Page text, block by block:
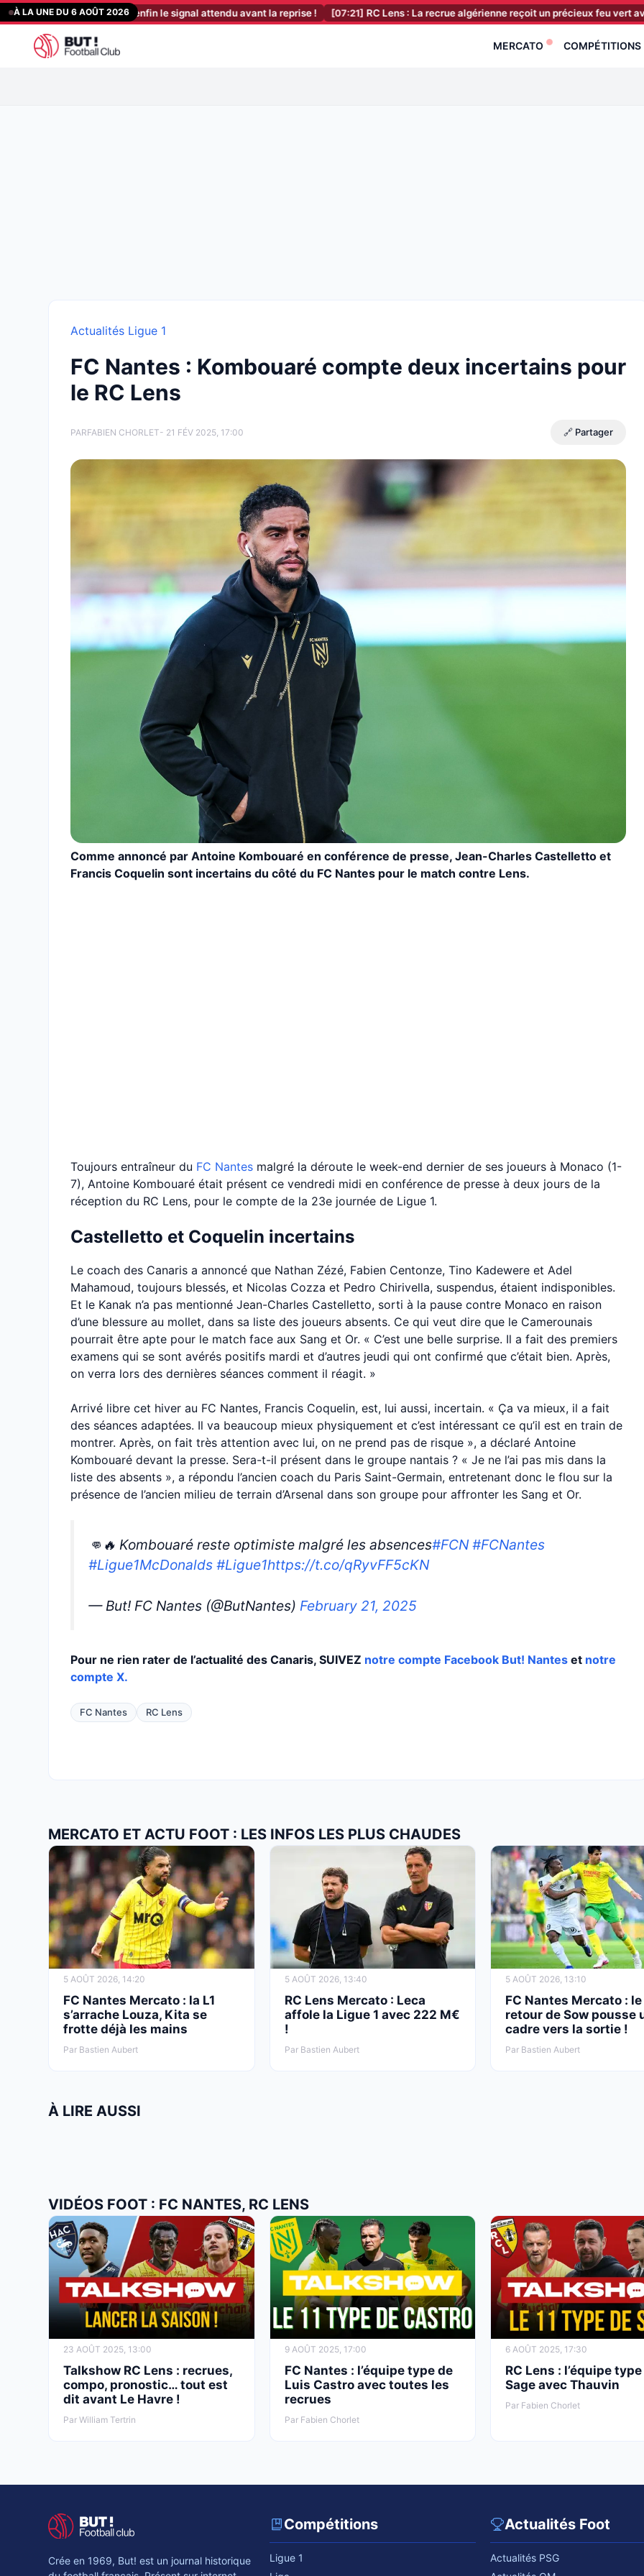
Aller
au
contenu
À LA UNE DU 6 AOÛT 2026
Der Zakarian reçoit enfin le signal attendu avant la reprise ! [07:21] RC Lens : La recrue algérienne reçoit un précieux feu vert avant ses
MERCATO COMPÉTITIONS
Actualités Ligue 1
FC Nantes : Kombouaré compte deux incertains pour
le RC Lens
PARFABIEN CHORLET- 21 FÉV 2025, 17:00 🔗 Partager
Comme annoncé par Antoine Kombouaré en conférence de presse, Jean-Charles Castelletto et
Francis Coquelin sont incertains du côté du FC Nantes pour le match contre Lens.
Toujours entraîneur du FC Nantes malgré la déroute le week-end dernier de ses joueurs à Monaco (1-
7), Antoine Kombouaré était présent ce vendredi midi en conférence de presse à deux jours de la
réception du RC Lens, pour le compte de la 23e journée de Ligue 1.
Castelletto et Coquelin incertains
Le coach des Canaris a annoncé que Nathan Zézé, Fabien Centonze, Tino Kadewere et Adel
Mahamoud, toujours blessés, et Nicolas Cozza et Pedro Chirivella, suspendus, étaient indisponibles.
Et le Kanak n’a pas mentionné Jean-Charles Castelletto, sorti à la pause contre Monaco en raison
d’une blessure au mollet, dans sa liste des joueurs absents. Ce qui veut dire que le Camerounais
pourrait être apte pour le match face aux Sang et Or. « C’est une belle surprise. Il a fait des premiers
examens qui se sont avérés positifs mardi et d’autres jeudi qui ont confirmé que c’était bien. Après,
on verra lors des dernières séances comment il réagit. »
Arrivé libre cet hiver au FC Nantes, Francis Coquelin, est, lui aussi, incertain. « Ça va mieux, il a fait
des séances adaptées. Il va beaucoup mieux physiquement et c’est intéressant ce qu’il est en train de
montrer. Après, on fait très attention avec lui, on ne prend pas de risque », a déclaré Antoine
Kombouaré devant la presse. Sera-t-il présent dans le groupe nantais ? « Je ne l’ai pas mis dans la
liste des absents », a répondu l’ancien coach du Paris Saint-Germain, entretenant donc le flou sur la
présence de l’ancien milieu de terrain d’Arsenal dans son groupe pour affronter les Sang et Or.
👊🔥 Kombouaré reste optimiste malgré les absences#FCN #FCNantes
#Ligue1McDonalds #Ligue1https://t.co/qRyvFF5cKN
— But! FC Nantes (@ButNantes) February 21, 2025
Pour ne rien rater de l’actualité des Canaris, SUIVEZ notre compte Facebook But! Nantes et notre
compte X.
FC Nantes RC Lens
MERCATO ET ACTU FOOT : LES INFOS LES PLUS CHAUDES
5 AOÛT 2026, 14:20
FC Nantes Mercato : la L1
s’arrache Louza, Kita se
frotte déjà les mains
Par Bastien Aubert
5 AOÛT 2026, 13:40
RC Lens Mercato : Leca
affole la Ligue 1 avec 222 M€
!
Par Bastien Aubert
5 AOÛT 2026, 13:10
FC Nantes Mercato : le
retour de Sow pousse
cadre vers la sortie !
Par Bastien Aubert
À LIRE AUSSI
VIDÉOS FOOT : FC NANTES, RC LENS
23 AOÛT 2025, 13:00
Talkshow RC Lens : recrues,
compo, pronostic… tout est
dit avant Le Havre !
Par William Tertrin
9 AOÛT 2025, 17:00
FC Nantes : l’équipe type de
Luis Castro avec toutes les
recrues
Par Fabien Chorlet
6 AOÛT 2025, 17:30
RC Lens : l’équipe
Sage avec Thauvin
Par Fabien Chorlet
Crée en 1969, But! est un journal historique
Compétitions
Ligue 1
Actualités Foot
Actualités PSG